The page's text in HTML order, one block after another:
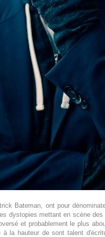
Bateman, ont pour
dystopies mettant en scène
et probablement le plus
la hauteur de sont talent